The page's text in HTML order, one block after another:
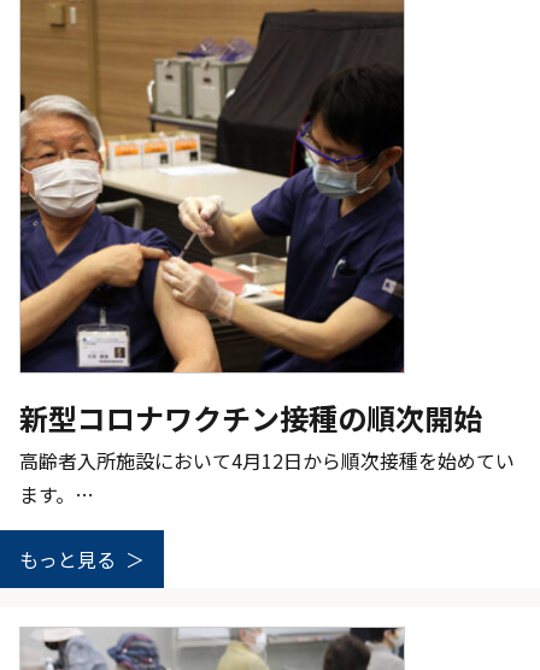
新型コロナワクチン接種の順次開始
高齢者入所施設において4月12日から順次接種を始めてい
ます。…
もっと見る